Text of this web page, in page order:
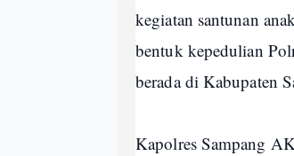
kegiatan santunan
bentuk kepedulian
berada di Kabupaten
Kapolres Sampang